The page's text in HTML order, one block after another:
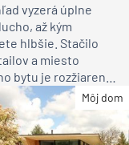
vyzerá úplne
až kým
hlbšie. Stačilo
a miesto
bytu je rozžiarené
pre rodinu
Môj dom